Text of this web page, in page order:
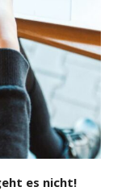
es nicht!